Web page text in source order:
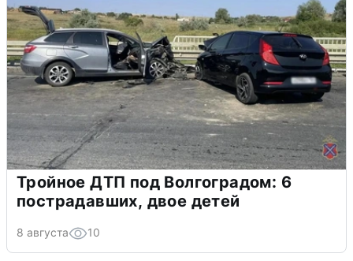
Тройное ДТП под Волгоградом: 6
пострадавших, двое детей
8 августа 10